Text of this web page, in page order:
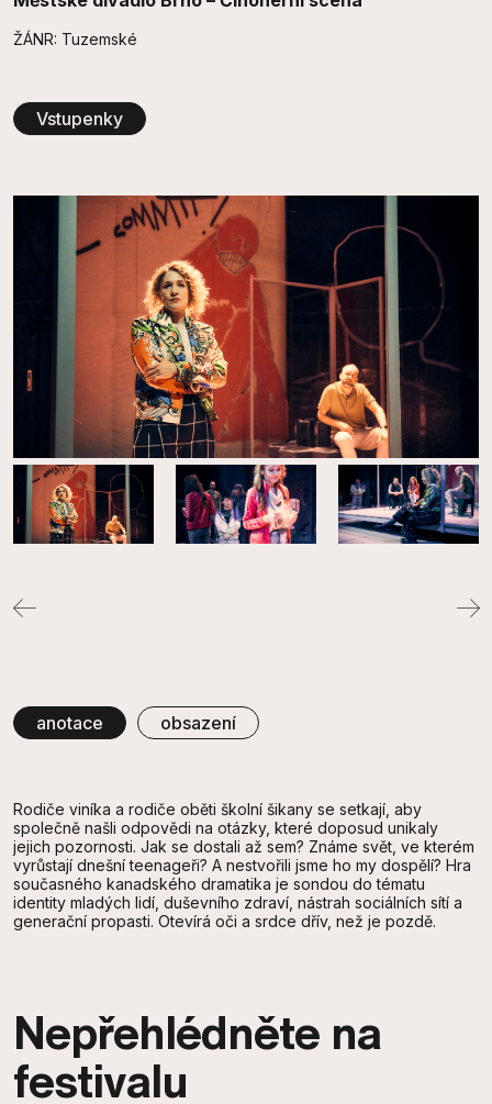
ŽÁNR: Tuzemské
Vstupenky
anotace obsazení
Rodiče viníka a rodiče oběti školní šikany se setkají, aby
společně našli odpovědi na otázky, které doposud unikaly
jejich pozornosti. Jak se dostali až sem? Známe svět, ve kterém
vyrůstají dnešní teenageři? A nestvořili jsme ho my dospělí? Hra
současného kanadského dramatika je sondou do tématu
identity mladých lidí, duševního zdraví, nástrah sociálních sítí a
generační propasti. Otevírá oči a srdce dřív, než je pozdě.
Nepřehlédněte na
festivalu